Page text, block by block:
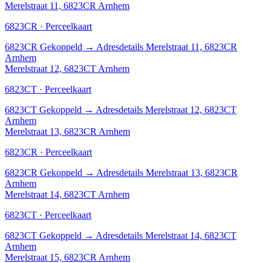
Merelstraat 11, 6823CR Arnhem
6823CR · Perceelkaart
6823CR Gekoppeld → Adresdetails Merelstraat 11, 6823CR
Arnhem
Merelstraat 12, 6823CT Arnhem
6823CT · Perceelkaart
6823CT Gekoppeld → Adresdetails Merelstraat 12, 6823CT
Arnhem
Merelstraat 13, 6823CR Arnhem
6823CR · Perceelkaart
6823CR Gekoppeld → Adresdetails Merelstraat 13, 6823CR
Arnhem
Merelstraat 14, 6823CT Arnhem
6823CT · Perceelkaart
6823CT Gekoppeld → Adresdetails Merelstraat 14, 6823CT
Arnhem
Merelstraat 15, 6823CR Arnhem